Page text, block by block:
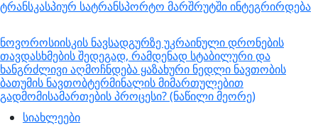
ტრანსკასპიურ სატრანსპორტო მარშრუტში ინტეგრირდება
ნოვოროსიისკის ნავსადგურზე უკრაინული დრონების
თავდასხმების შედეგად, რამდენად სტაბილური და
ხანგრძლივი აღმოჩნდება ყაზახური ნედლი ნავთობის
ბათუმის ნავთობტერმინალის მიმართულებით
გადმომისამართების პროცესი? (ნაწილი მეორე)
სიახლეები